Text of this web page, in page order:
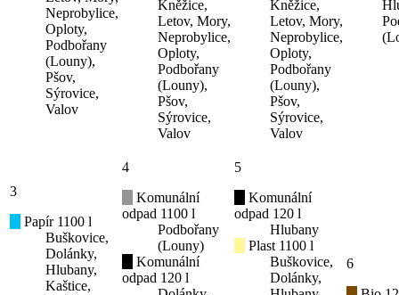
Neprobylice,
Oploty,
Podbořany
(Louny),
Pšov,
Sýrovice,
Valov
Kněžice,
Letov, Mory,
Neprobylice,
Oploty,
Podbořany
(Louny),
Pšov,
Sýrovice,
Valov
Kněžice,
Letov, Mory,
Neprobylice,
Oploty,
Podbořany
(Louny),
Pšov,
Sýrovice,
Valov
3
Papír 1100 l
Buškovice,
Dolánky,
Hlubany,
Kaštice,
4
Komunální
odpad 1100 l
Podbořany
(Louny)
Komunální
odpad 120 l
5
Komunální
odpad 120 l
Hlubany
Plast 1100 l
Buškovice,
Dolánky,
6